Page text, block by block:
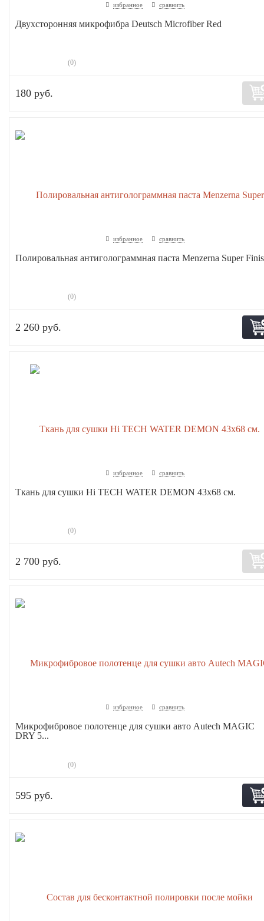
избранное сравнить
Двухсторонняя микрофибра Deutsch Microfiber Red
(0)
180 руб.
избранное сравнить
Полировальная антиголограммная паста Menzerna Super
(0)
2 260 руб.
избранное сравнить
Ткань для сушки Hi TECH WATER DEMON 43х68 см.
(0)
2 700 руб.
избранное сравнить
Микрофибровое полотенце для сушки авто Autech MAGIC
DRY 5...
(0)
595 руб.